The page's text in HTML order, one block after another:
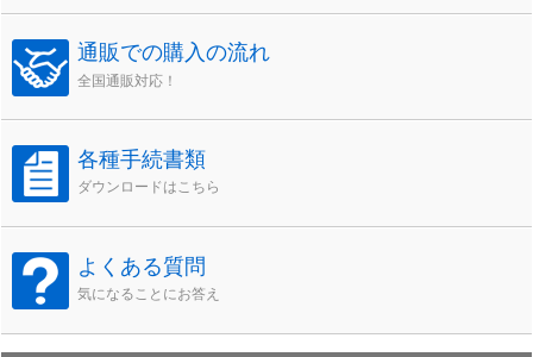
通販での購入の流れ
全国通販対応！
各種手続書類
ダウンロードはこちら
よくある質問
気になることにお答え